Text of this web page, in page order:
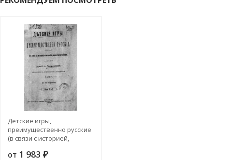
Детские игры,
преимущественно русские
(в связи с историей,
гигиеной). Издание 2
от 1 983 ₽